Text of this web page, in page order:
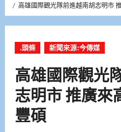
高雄國際觀光隊前進越南胡志明市
.頭條 新聞來源:今傳媒
高雄國際觀光
志明市 推廣來
豐碩